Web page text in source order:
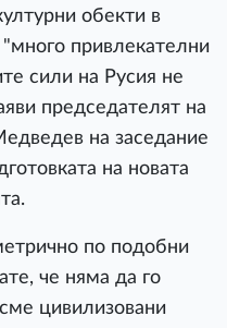
обекти в
привлекателни
сили на Русия не
председателят на
на заседание
на новата
по подобни
че няма да го
цивилизовани